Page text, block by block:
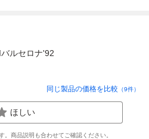
バルセロナ'92
同じ製品の価格を比較 （9件）
ほしい
商品説明も合わせてご確認ください。